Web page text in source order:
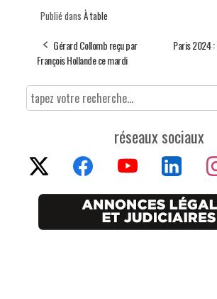
Publié dans À table
Gérard Collomb reçu par
François Hollande ce mardi
Paris 2024 :
réseaux sociaux